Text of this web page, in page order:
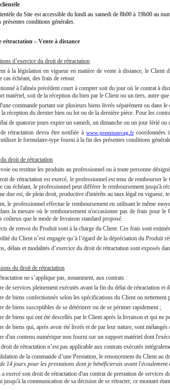
du Site est accessible du lundi au samedi de 8h00 à 19h00 au
présentes conditions générales.
rétractation – Vente à distance
d’exercice du droit de rétractation
à la législation en vigueur en matière de vente à distance, le
cas échéant, des frais de retour.
à l'alinéa précédent court à compter soit du jour où le contrat à
matériel, soit de la réception du bien par le Client ou un tiers, autre
commande portant sur plusieurs biens livrés séparément ou dans
la réception du dernier bien ou lot ou de la dernière pièce. Pour les
de quatorze jours expire un samedi, un dimanche ou un jour férié
rétractation devra être notifiée à www.premiumvag.frcoordonnées
le formulaire-type fourni à la fin des présentes conditions
droit de rétractation
ou restitue les produits au professionnel ou à toute personne
de rétractation est exercé, le professionnel est tenu de rembourser
cas échéant, le professionnel peut différer le remboursement jusqu'à
due est, de plein droit, productive d'intérêts au taux légal en vigueur,
le professionnel effectue le remboursement en utilisant le même
la mesure où le remboursement n'occasionne pas de frais pour
coûteux que le mode de livraison standard proposé.
de renvoi du Produit sont à la charge du Client. Ces frais sont
du Client n’est engagée qu’à l’égard de la dépréciation du Produit
délais et modalités d’exercice du droit de rétractation sont exposés
du droit de rétractation
ne s’applique pas, notamment, aux contrats :
de services pleinement exécutés avant la fin du délai de rétractation
de biens confectionnés selon les spécifications du Client ou nettement
de biens susceptibles de se détériorer ou de se périmer rapidement ;
de biens qui ont été descellés par le Client après la livraison et qui ne
de biens qui, après avoir été livrés et de par leur nature, sont
d'un contenu numérique non fourni sur un support matériel dont
de rétractation n’est pas applicable aux contrats exécutés
de la commande d’une Prestation, le renoncement du Client au
14 jours pour les prestations dont je bénéficierais avant l'écoulement
exercé son droit de rétractation d'un contrat de prestation de services
jusqu'à la communication de sa décision de se rétracter, ce montant